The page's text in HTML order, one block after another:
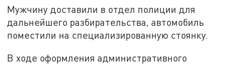
Мужчину доставили в отдел полиции для
дальнейшего разбирательства, автомобиль
поместили на специализированную стоянку.
В ходе оформления административного